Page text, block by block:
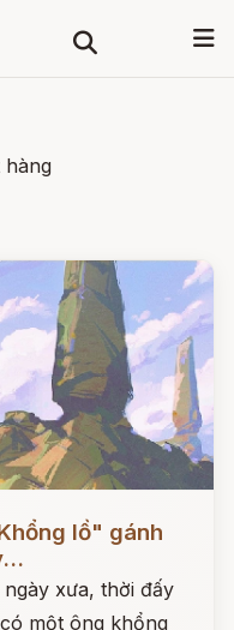
hàng
lồ" gánh
xưa, thời đấy
một ông khổng